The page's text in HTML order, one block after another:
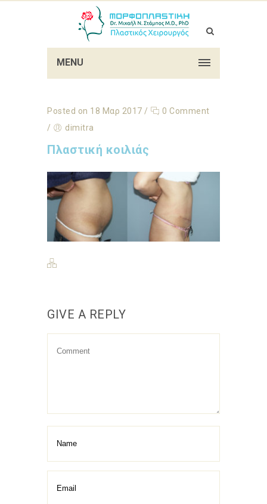
MENU
Posted on 18 Μαρ 2017 /
0 Comment
/
dimitra
Πλαστική κοιλιάς
GIVE A REPLY